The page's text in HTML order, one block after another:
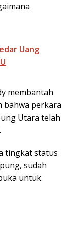
Uang
membantah
bahwa perkara
Utara telah
tingkat status
sudah
untuk